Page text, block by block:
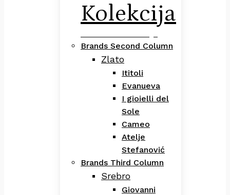
Kolekcija
Brands Second Column
Zlato
Ititoli
Evanueva
I gioielli del
Sole
Cameo
Atelje
Stefanović
Brands Third Column
Srebro
Giovanni